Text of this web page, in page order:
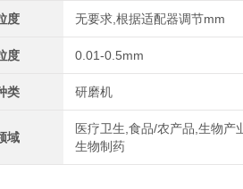
度 无要求,根据适配器调节mm
度 0.01-0.5mm
类 研磨机
域
医疗卫生,食品/农产品,生物产
生物制药